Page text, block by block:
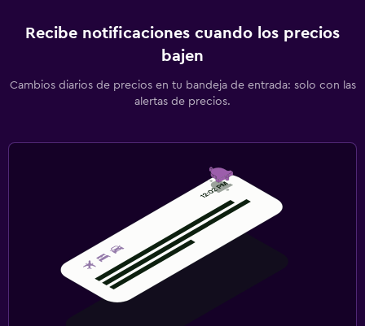
Recibe notificaciones cuando los precios
bajen
Cambios diarios de precios en tu bandeja de entrada: solo con las
alertas de precios.